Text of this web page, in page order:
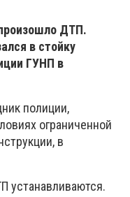
ДТП.
в стойку
ГУНП в
полиции,
ограниченной
в
устанавливаются.